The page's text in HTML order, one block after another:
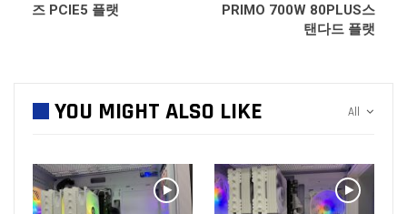
즈 PCIE5 플랫
PRIMO 700W 80PLUS스
탠다드 플랫
All
YOU MIGHT ALSO LIKE